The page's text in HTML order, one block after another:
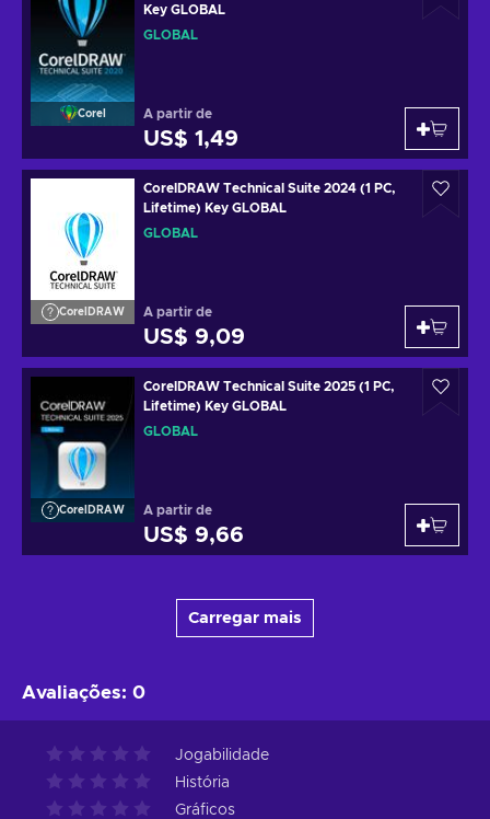
Corel
Key GLOBAL
GLOBAL
A partir de
US$ 1,49
CorelDRAW
CorelDRAW Technical Suite 2024 (1 PC,
Lifetime) Key GLOBAL
GLOBAL
A partir de
US$ 9,09
CorelDRAW
CorelDRAW Technical Suite 2025 (1 PC,
Lifetime) Key GLOBAL
GLOBAL
A partir de
US$ 9,66
Carregar mais
Avaliações: 0
Jogabilidade
História
Gráficos